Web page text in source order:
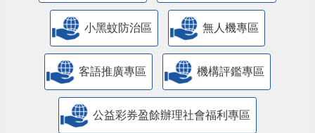
小黑蚊防治區 無人機專區
客語推廣專區 機構評鑑專區
公益彩券盈餘辦理社會福利專區